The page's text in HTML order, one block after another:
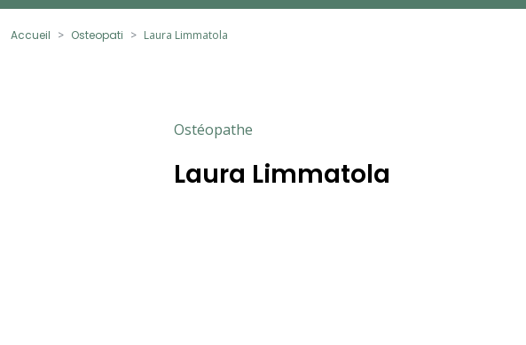
Accueil Osteopati Laura Limmatola
Ostéopathe
Laura Limmatola